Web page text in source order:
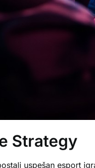
Strategy
uspešan esport